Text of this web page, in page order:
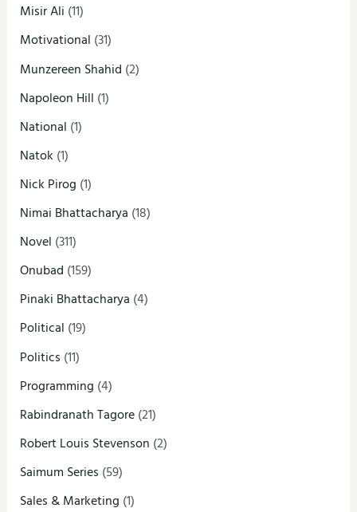
Misir Ali (11)
Motivational (31)
Munzereen Shahid (2)
Napoleon Hill (1)
National (1)
Natok (1)
Nick Pirog (1)
Nimai Bhattacharya (18)
Novel (311)
Onubad (159)
Pinaki Bhattacharya (4)
Political (19)
Politics (11)
Programming (4)
Rabindranath Tagore(21)
Robert Louis Stevenson (2)
Saimum Series (59)
Sales & Marketing (1)